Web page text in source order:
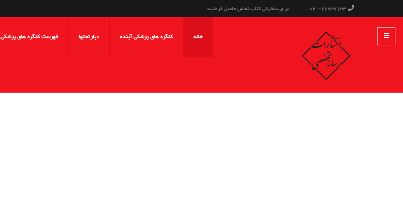
021-66737133 برای سفارش کتاب تماس حاصل فرمایید
خانه کنگره های پزشکی آینده دپارتمانها فهرست کنگره های پزشکی